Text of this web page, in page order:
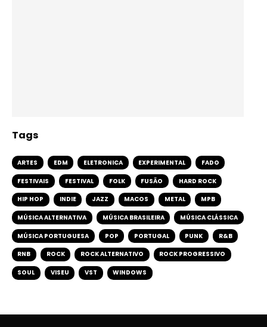
Tags
ARTES EDM ELETRONICA EXPERIMENTAL FADO
FESTIVAIS FESTIVAL FOLK FUSÃO HARD ROCK
HIP HOP INDIE JAZZ MACOS METAL MPB
MÚSICA ALTERNATIVA MÚSICA BRASILEIRA MÚSICA CLÁSSICA
MÚSICA PORTUGUESA POP PORTUGAL PUNK R&B
RNB ROCK ROCK ALTERNATIVO ROCK PROGRESSIVO
SOUL VISEU VST WINDOWS